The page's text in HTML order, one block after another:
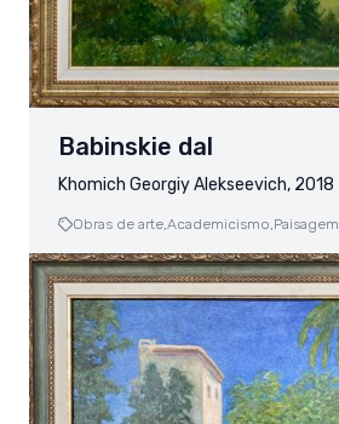
Babinskie dal
Khomich Georgiy Alekseevich, 2018
Obras de arte, Academicismo, Paisagem,